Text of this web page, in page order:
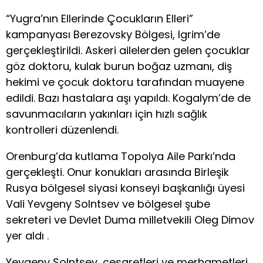
“Yugra’nın Ellerinde Çocukların Elleri”
kampanyası Berezovsky Bölgesi, Igrim’de
gerçekleştirildi. Askeri ailelerden gelen çocuklar
göz doktoru, kulak burun boğaz uzmanı, diş
hekimi ve çocuk doktoru tarafından muayene
edildi. Bazı hastalara aşı yapıldı. Kogalym’de de
savunmacıların yakınları için hızlı sağlık
kontrolleri düzenlendi.
Orenburg’da kutlama Topolya Aile Parkı’nda
gerçekleşti. Onur konukları arasında Birleşik
Rusya bölgesel siyasi konseyi başkanlığı üyesi
Vali Yevgeny Solntsev ve bölgesel şube
sekreteri ve Devlet Duma milletvekili Oleg Dimov
yer aldı .